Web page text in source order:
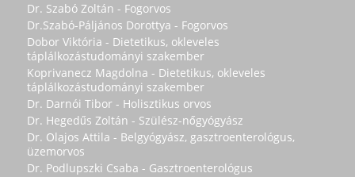
Dr. Szabó Zoltán - Fogorvos
Dr.Szabó-Páljános Dorottya - Fogorvos
Dobor Viktória - Dietetikus, okleveles
táplálkozástudományi szakember
Koprivanecz Magdolna - Dietetikus, okleveles
táplálkozástudományi szakember
Dr. Darnói Tibor - Holisztikus orvos
Dr. Hegedűs Zoltán - Szülész-nőgyógyász
Dr. Olajos Attila - Belgyógyász, gasztroenterológus,
üzemorvos
Dr. Podlupszki Csaba - Gasztroenterológus